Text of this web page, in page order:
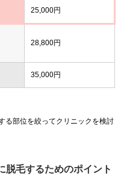
25,000円
28,800円
35,000円
る部位を絞ってクリニックを検討
脱毛するためのポイント